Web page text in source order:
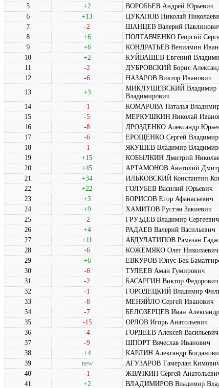
5
+2
ВОРОБЬЕВ Андрей Юрьевич
6
+13
ЦУКАНОВ Николай
7
-2
ШАНЦЕВ Валерий
8
+6
ПОЛТАВЧЕНКО Георгий
9
+6
КОНДРАТЬЕВ Вениамин
10
+2
КУЙВАШЕВ Евгений
11
-2
ДУБРОВСКИЙ Борис
12
-6
НАЗАРОВ Виктор Иванович
13
+3
МИКЛУШЕВСКИЙ Владимир
Владимирович
14
-1
КОМАРОВА Наталья
15
-5
МЕРКУШКИН Николай
16
-8
ДРОЗДЕНКО Александр
17
-6
ЕРОЩЕНКО Сергей
18
-1
ЯКУШЕВ Владимир
19
+15
КОБЫЛКИН Дмитрий
20
+45
АРТАМОНОВ Анатолий
21
+34
ИЛЬКОВСКИЙ Константин
22
+22
ГОЛУБЕВ Василий Юрьевич
23
+3
БОРИСОВ Егор Афанасьевич
24
+9
ХАМИТОВ Рустэм Закиевич
25
-2
ГРУЗДЕВ Владимир Сергеевич
26
+4
РАДАЕВ Валерий Васильевич
27
+11
АБДУЛАТИПОВ Рамазан
28
-6
КОЖЕМЯКО Олег Николаевич
29
+6
ЕВКУРОВ Юнус-Бек
30
-6
ТУЛЕЕВ Аман Гумирович
31
-2
БАСАРГИН Виктор Федорович
32
-1
ГОРОДЕЦКИЙ Владимир
33
-8
МЕНЯЙЛО Сергей Иванович
34
-7
БЕЛОЗЕРЦЕВ Иван
35
-15
ОРЛОВ Игорь Анатольевич
36
-4
ГОРДЕЕВ Алексей Васильевич
37
-9
ШПОРТ Вячеслав Иванович
38
+4
КАРЛИН Александр
39
new
АГУЗАРОВ Тамерлан
40
-1
ЖВАЧКИН Сергей
41
+2
ВЛАДИМИРОВ Владимир